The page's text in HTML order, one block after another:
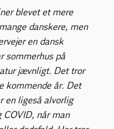
blevet et mere
danskere, men
en dansk
sommerhus på
jævnligt. Det tror
kommende år. Det
en ligeså alvorlig
når man